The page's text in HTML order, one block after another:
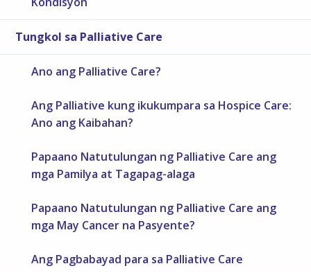
Tungkol sa Palliative Care
Ano ang Palliative Care?
Ang Palliative kung ikukumpara sa Hospice Care:
Ano ang Kaibahan?
Papaano Natutulungan ng Palliative Care ang
mga Pamilya at Tagapag-alaga
Papaano Natutulungan ng Palliative Care ang
mga May Cancer na Pasyente?
Ang Pagbabayad para sa Palliative Care